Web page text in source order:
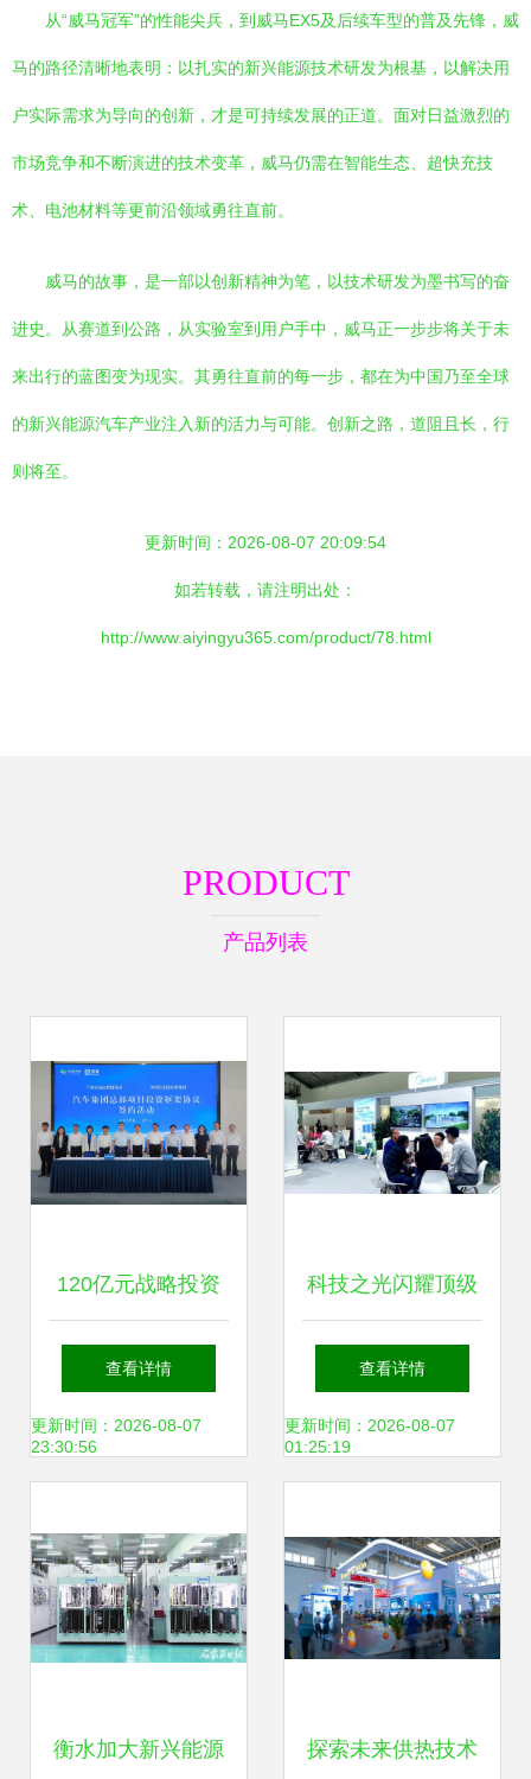
从“威马冠军”的性能尖兵，到威马EX5及后续车型的普及先锋，威
马的路径清晰地表明：以扎实的新兴能源技术研发为根基，以解决用
户实际需求为导向的创新，才是可持续发展的正道。面对日益激烈的
市场竞争和不断演进的技术变革，威马仍需在智能生态、超快充技
术、电池材料等更前沿领域勇往直前。
威马的故事，是一部以创新精神为笔，以技术研发为墨书写的奋
进史。从赛道到公路，从实验室到用户手中，威马正一步步将关于未
来出行的蓝图变为现实。其勇往直前的每一步，都在为中国乃至全球
的新兴能源汽车产业注入新的活力与可能。创新之路，道阻且长，行
则将至。
更新时间：2026-08-07 20:09:54
如若转载，请注明出处：
http://www.aiyingyu365.com/product/78.html
PRODUCT
产品列表
120亿元战略投资
宝能，广州抢占新
能源产业制高点
查看详情
更新时间：2026-08-07
23:30:56
科技之光闪耀顶级
展会 美的携最前沿
技术产品进军太阳
查看详情
更新时间：2026-08-07
01:25:19
衡水加大新兴能源 探索未来供热技术